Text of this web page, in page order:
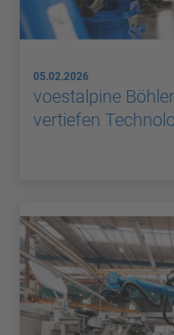
05.02.2026
voestalpine
vertiefen